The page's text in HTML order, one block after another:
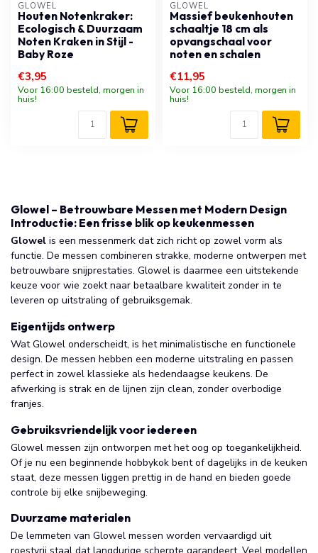
GLOWEL
Houten Notenkraker:
Ecologisch & Duurzaam
Noten Kraken in Stijl -
Baby Roze
€3,95
Voor 16:00 besteld, morgen in
huis!
GLOWEL
Massief beukenhouten
schaaltje 18 cm als
opvangschaal voor
noten en schalen
€11,95
Voor 16:00 besteld, morgen in
huis!
Glowel – Betrouwbare Messen met Modern Design
Introductie: Een frisse blik op keukenmessen
Glowel is een messenmerk dat zich richt op zowel vorm als
functie. De messen combineren strakke, moderne ontwerpen met
betrouwbare snijprestaties. Glowel is daarmee een uitstekende
keuze voor wie zoekt naar betaalbare kwaliteit zonder in te
leveren op uitstraling of gebruiksgemak.
Eigentijds ontwerp
Wat Glowel onderscheidt, is het minimalistische en functionele
design. De messen hebben een moderne uitstraling en passen
perfect in zowel klassieke als hedendaagse keukens. De
afwerking is strak en de lijnen zijn clean, zonder overbodige
franjes.
Gebruiksvriendelijk voor iedereen
Glowel messen zijn ontworpen met het oog op toegankelijkheid.
Of je nu een beginnende hobbykok bent of dagelijks in de keuken
staat, deze messen liggen prettig in de hand en bieden goede
controle bij elke snijbeweging.
Duurzame materialen
De lemmeten van Glowel messen worden vervaardigd uit